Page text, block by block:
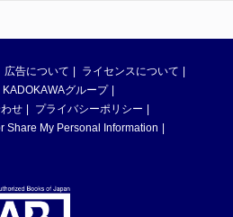
広告について
ライセンスについて
KADOKAWAグループ
せ
プライバシーポリシー
Share My Personal Information